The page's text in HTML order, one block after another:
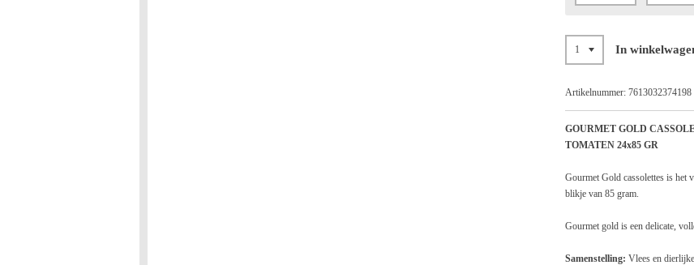
In
Artikelnummer: 7613032374198
GOURMET GOLD
TOMATEN 24x85 GR
Gourmet Gold cassolettes is het
blikje van 85 gram.
Gourmet gold is een delicate,
Samenstelling: Vlees en